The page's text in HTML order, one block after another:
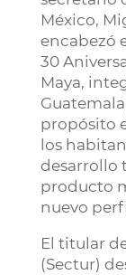
México,
encabezó
30
Maya,
propósito
los
desarrollo
producto
nuevo
El titular
(Sectur)